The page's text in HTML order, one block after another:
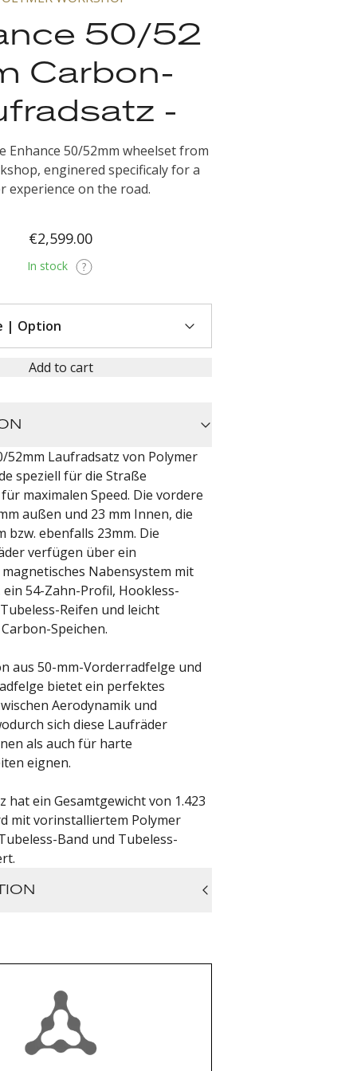
50/52
Carbon-
-
Enhance 50/52mm wheelset from
enginered specificaly for a
experience on the road.
€2,599.00
In stock
Add to cart
52mm Laufradsatz von Polymer
speziell für die Straße
maximalen Speed. Die vordere
außen und 23 mm Innen, die
bzw. ebenfalls 23mm. Die
verfügen über ein
Nabensystem mit
54-Zahn-Profil, Hookless-
Reifen und leicht
Speichen.
aus 50-mm-Vorderradfelge und
bietet ein perfektes
Aerodynamik und
sich diese Laufräder
als auch für harte
eignen.
hat ein Gesamtgewicht von 1.423
mit vorinstalliertem Polymer
Band und Tubeless-
Front - 668 g / Rear - 755 g
/ Rear - 1452 g w/SRAM Body
Width: Front - 35 mm / Rear -
Width: Front - 23 mm / Rear - 23